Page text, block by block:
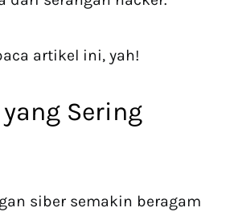
artikel ini, yah!
Sering
siber semakin beragam